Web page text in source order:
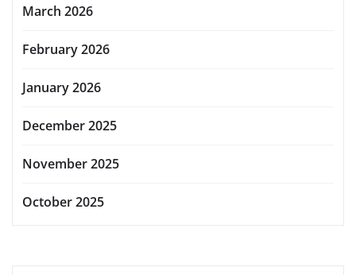
March 2026
February 2026
January 2026
December 2025
November 2025
October 2025